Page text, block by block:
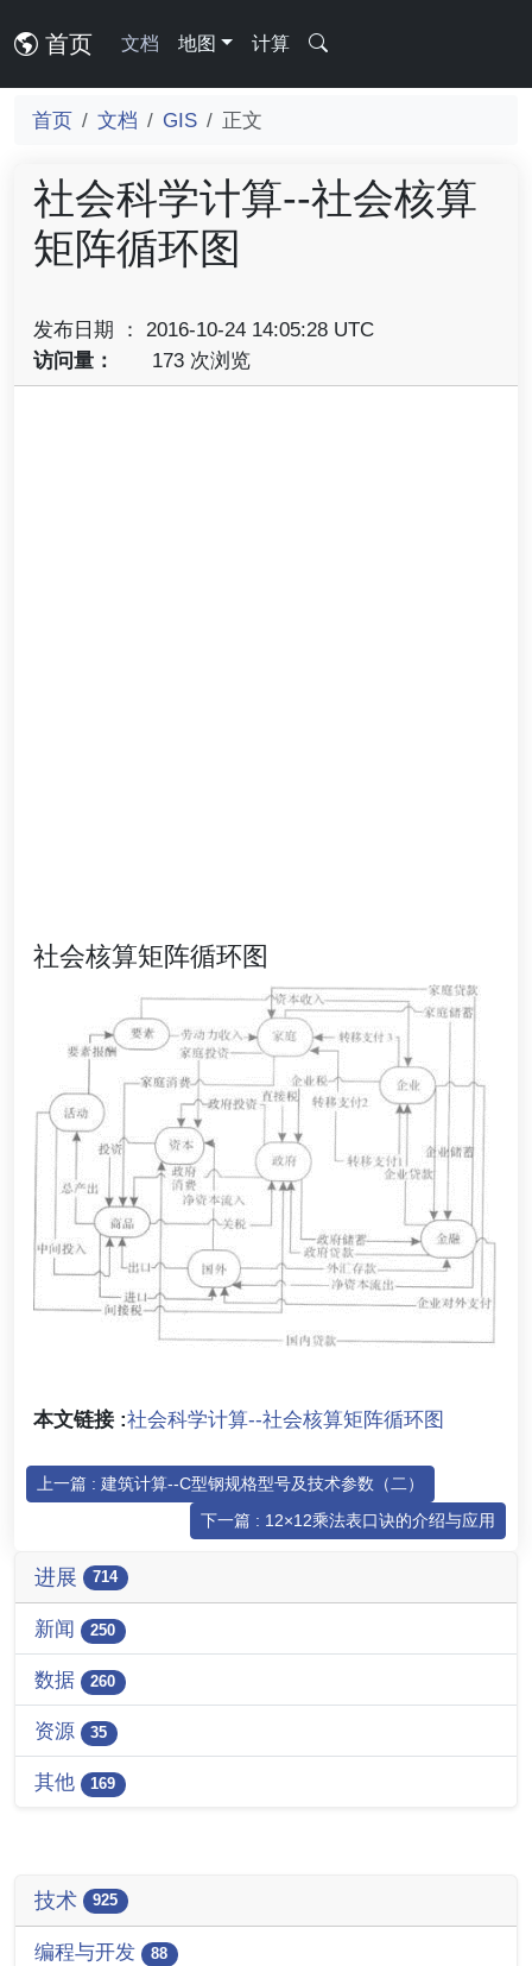
首页 文档 地图 计算
首页 文档 GIS 正文
社会科学计算--社会核算
矩阵循环图
发布日期 ： 2016-10-24 14:05:28 UTC
访问量：
173 次浏览
社会核算矩阵循环图
本文链接 :社会科学计算--社会核算矩阵循环图
上一篇 : 建筑计算--C型钢规格型号及技术参数（二）
下一篇 : 12×12乘法表口诀的介绍与应用
进展 714
新闻 250
数据 260
资源 35
其他 169
技术 925
编程与开发 88